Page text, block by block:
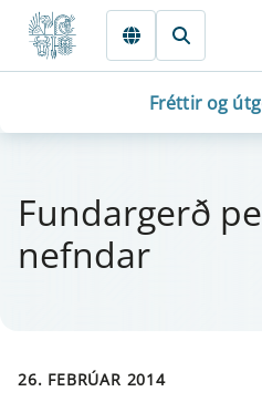
Fara beint í Meginmál
Fréttir og
Fund­ar­gerð
nefnd­ar
26. FEBRÚAR 2014